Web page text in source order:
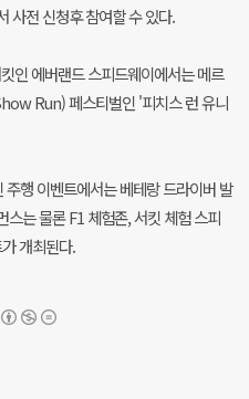
사전 신청후 참여할 수 있다.
인 에버랜드 스피드웨이에서는 메르
Run) 페스티벌인 '피치스 런 유니
행 이벤트에서는 베테랑 드라이버 발
스는 물론 F1 체험존, 서킷 체험 스피
개최된다.